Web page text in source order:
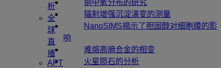
铜中氧分布的研究
辐射增强沉淀演变的测量
NanoSIMS揭示了胆固醇对细胞膜的影
响
难熔高熵合金的相变
火星陨石的分析
析
全
球
直
播
APT